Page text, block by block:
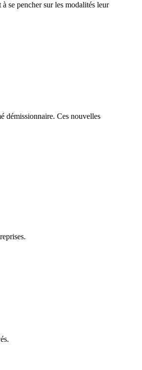
se pencher sur les modalités leur
démissionnaire. Ces nouvelles